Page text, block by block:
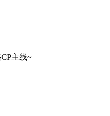
主线~